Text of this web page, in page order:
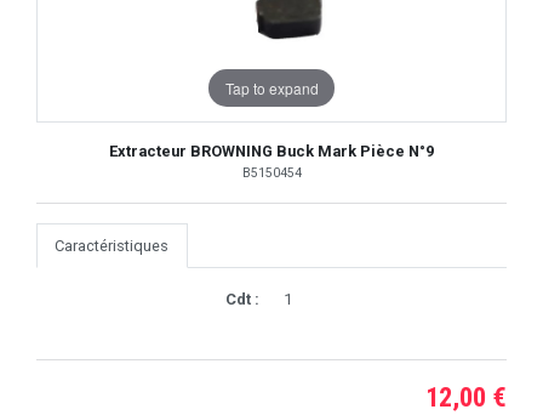
Tap to expand
Extracteur BROWNING Buck Mark Pièce N°9
B5150454
Caractéristiques
Cdt : 1
12,00 €